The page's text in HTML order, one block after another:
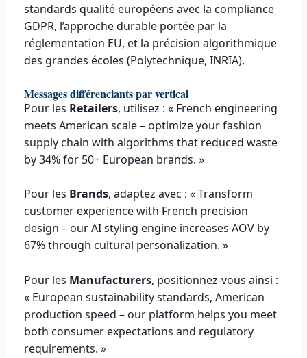
standards qualité européens avec la compliance
GDPR, l’approche durable portée par la
réglementation EU, et la précision algorithmique
des grandes écoles (Polytechnique, INRIA).
Messages différenciants par vertical
Pour les Retailers, utilisez : « French engineering
meets American scale – optimize your fashion
supply chain with algorithms that reduced waste
by 34% for 50+ European brands. »
Pour les Brands, adaptez avec : « Transform
customer experience with French precision
design – our AI styling engine increases AOV by
67% through cultural personalization. »
Pour les Manufacturers, positionnez-vous ainsi :
« European sustainability standards, American
production speed – our platform helps you meet
both consumer expectations and regulatory
requirements. »